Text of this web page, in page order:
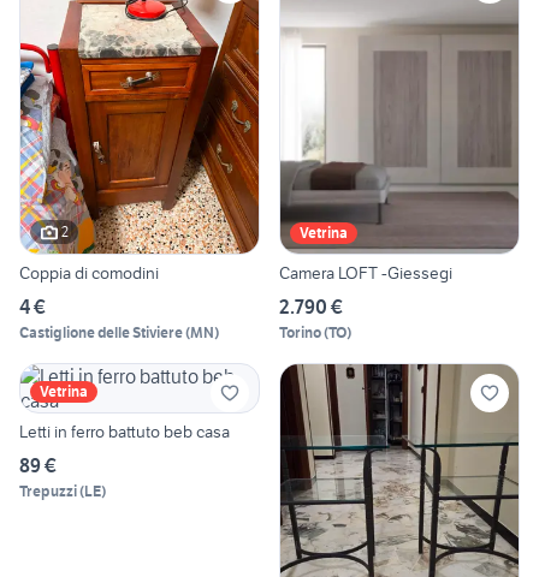
2
Coppia di comodini
4 €
Castiglione delle Stiviere(MN)
Vetrina
Camera LOFT -Giessegi
2.790 €
Torino(TO)
Vetrina
Letti in ferro battuto beb casa
89 €
Trepuzzi(LE)